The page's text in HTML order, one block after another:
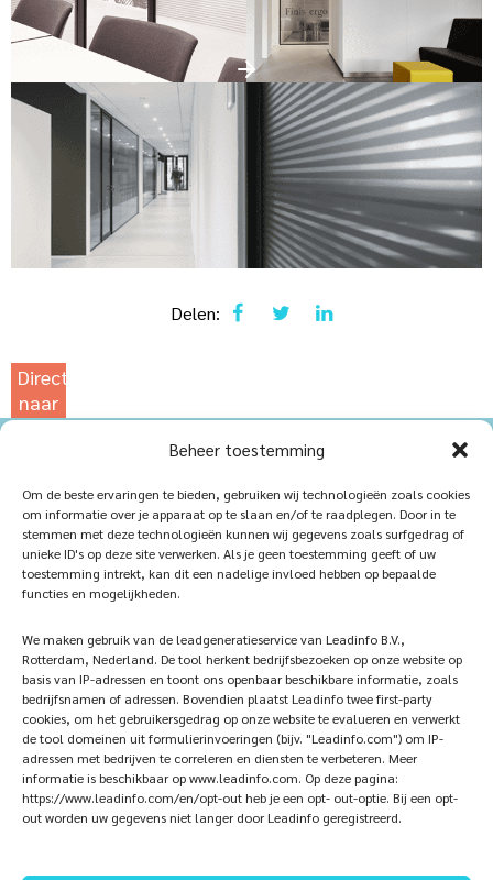
Beheer toestemming
Om de beste ervaringen te bieden, gebruiken wij technologieën zoals cookies
om informatie over je apparaat op te slaan en/of te raadplegen. Door in te
stemmen met deze technologieën kunnen wij gegevens zoals surfgedrag of
unieke ID's op deze site verwerken. Als je geen toestemming geeft of uw
toestemming intrekt, kan dit een nadelige invloed hebben op bepaalde
functies en mogelijkheden.
We maken gebruik van de leadgeneratieservice van Leadinfo B.V.,
Rotterdam, Nederland. De tool herkent bedrijfsbezoeken op onze website op
basis van IP-adressen en toont ons openbaar beschikbare informatie, zoals
bedrijfsnamen of adressen. Bovendien plaatst Leadinfo twee first-party
cookies, om het gebruikersgedrag op onze website te evalueren en verwerkt
de tool domeinen uit formulierinvoeringen (bijv. "Leadinfo.com") om IP-
adressen met bedrijven te correleren en diensten te verbeteren. Meer
informatie is beschikbaar op www.leadinfo.com. Op deze pagina:
https://www.leadinfo.com/en/opt-out heb je een opt- out-optie. Bij een opt-
out worden uw gegevens niet langer door Leadinfo geregistreerd.
Delen:
Direct
naar
de
Home
Des produits
iQ Atelier
Les références
Durable
Postes vacants
Contact
Veelgestelde vragen
Selon nous Inscrivez-vous ici!